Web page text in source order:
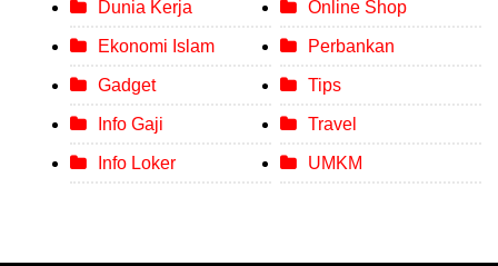
Dunia Kerja
Ekonomi Islam
Gadget
Info Gaji
Info Loker
Online Shop
Perbankan
Tips
Travel
UMKM